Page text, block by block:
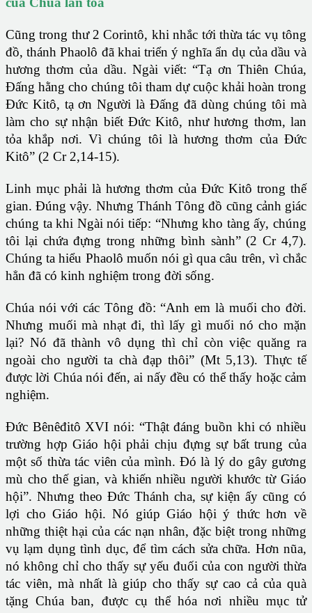
Cũng trong thư 2 Corintô, khi nhắc tới thừa tác vụ tông
đồ, thánh Phaolô đã khai triển ý nghĩa ẩn dụ của dầu và
hương thơm của dầu. Ngài viết: “Tạ ơn Thiên Chúa,
Đấng hằng cho chúng tôi tham dự cuộc khải hoàn trong
Đức Kitô, tạ ơn Người là Đấng đã dùng chúng tôi mà
làm cho sự nhận biết Đức Kitô, như hương thơm, lan
tỏa khắp nơi. Vì chúng tôi là hương thơm của Đức
Kitô” (2 Cr 2,14-15).
Linh mục phải là hương thơm của Đức Kitô trong thế
gian. Đúng vậy. Nhưng Thánh Tông đồ cũng cảnh giác
chúng ta khi Ngài nói tiếp: “Nhưng kho tàng ấy, chúng
tôi lại chứa đựng trong những bình sành” (2 Cr 4,7).
Chúng ta hiểu Phaolô muốn nói gì qua câu trên, vì chắc
hẳn đã có kinh nghiệm trong đời sống.
Chúa nói với các Tông đồ: “Anh em là muối cho đời.
Nhưng muối mà nhạt đi, thì lấy gì muối nó cho mặn
lại? Nó đã thành vô dụng thì chỉ còn việc quăng ra
ngoài cho người ta chà đạp thôi” (Mt 5,13). Thực tế
được lời Chúa nói đến, ai nấy đều có thể thấy hoặc cảm
nghiệm.
Đức Bênêđitô XVI nói: “Thật đáng buồn khi có nhiều
trường hợp Giáo hội phải chịu đựng sự bất trung của
một số thừa tác viên của mình. Đó là lý do gây gương
mù cho thế gian, và khiến nhiều người khước từ Giáo
hội”. Nhưng theo Đức Thánh cha, sự kiện ấy cũng có
lợi cho Giáo hội. Nó giúp Giáo hội ý thức hơn về
những thiệt hại của các nạn nhân, đặc biệt trong những
vụ lạm dụng tình dục, để tìm cách sửa chữa. Hơn nũa,
nó không chỉ cho thấy sự yếu đuối của con người thừa
tác viên, mà nhất là giúp cho thấy sự cao cả của quà
tặng Chúa ban, được cụ thể hóa nơi nhiều mục tử